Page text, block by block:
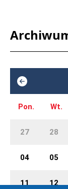
Pon. Wt.
27 28
04 05
11 12